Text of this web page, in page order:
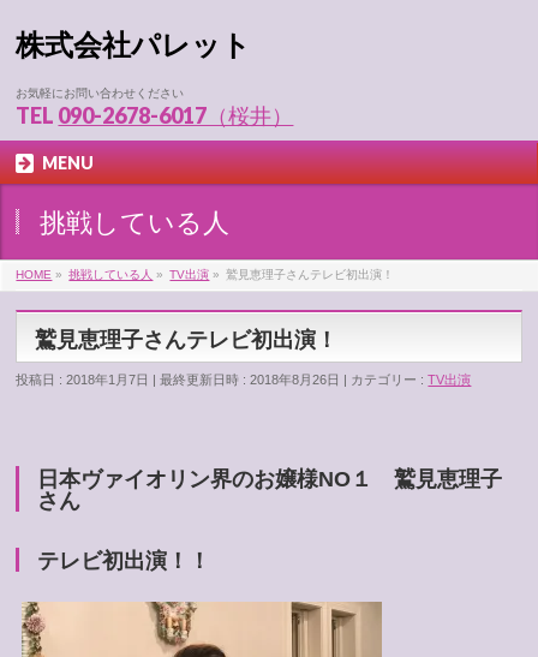
株式会社パレット
お気軽にお問い合わせください
TEL 090-2678-6017（桜井）
MENU
挑戦している人
HOME » 挑戦している人 » TV出演 » 鷲見恵理子さんテレビ初出演！
鷲見恵理子さんテレビ初出演！
投稿日 : 2018年1月7日 最終更新日時 : 2018年8月26日 カテゴリー :TV出演
日本ヴァイオリン界のお嬢様NO１ 鷲見恵理子
さん
テレビ初出演！！